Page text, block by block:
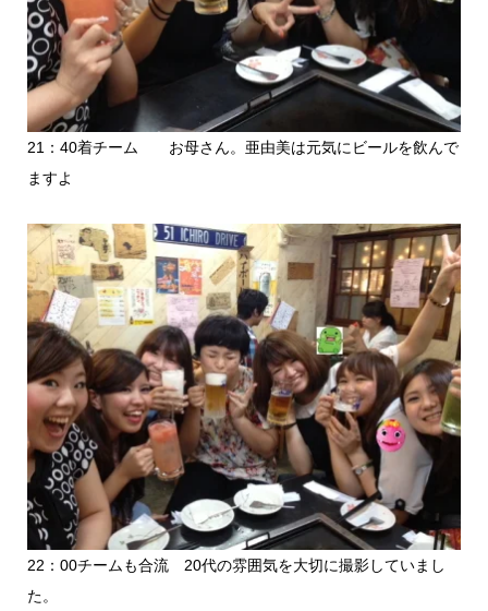
21：40着チーム お母さん。亜由美は元気にビールを飲んで
ますよ
22：00チームも合流 20代の雰囲気を大切に撮影していまし
た。